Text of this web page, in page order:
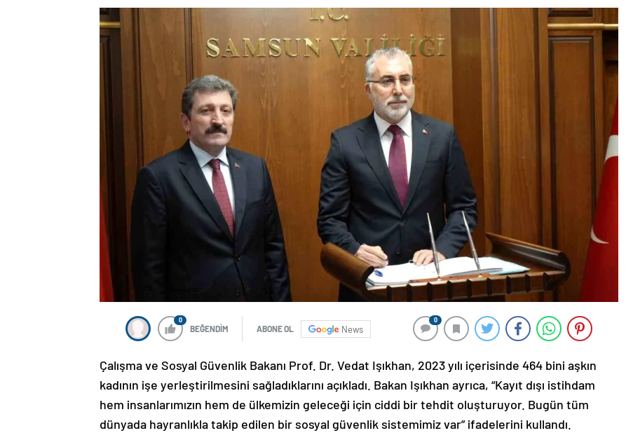
0
BEĞENDİM ABONE OL News
0
Çalışma ve Sosyal Güvenlik Bakanı Prof. Dr. Vedat Işıkhan, 2023 yılı içerisinde 464 bini aşkın
kadının işe yerleştirilmesini sağladıklarını açıkladı. Bakan Işıkhan ayrıca, “Kayıt dışı istihdam
hem insanlarımızın hem de ülkemizin geleceği için ciddi bir tehdit oluşturuyor. Bugün tüm
dünyada hayranlıkla takip edilen bir sosyal güvenlik sistemimiz var” ifadelerini kullandı.